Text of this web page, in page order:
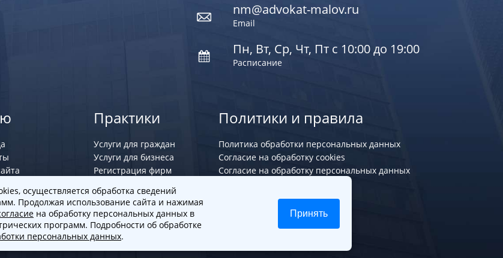
nm@advokat-malov.ru
Email
Пн, Вт, Ср, Чт, Пт с 10:00 до 19:00
Расписание
Практики
Услуги для граждан
Услуги для бизнеса
Регистрация фирм
делам
Политики и правила
Политика обработки персональных данных
Согласие на обработку cookies
Согласие на обработку персональных данных
осуществляется обработка сведений
Продолжая использование сайта и нажимая
на обработку персональных данных в
программ. Подробности об обработке
персональных данных.
Принять